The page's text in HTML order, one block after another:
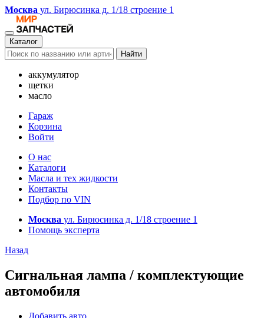
Москва ул. Бирюсинка д. 1/18 строение 1
Каталог
Найти
аккумулятор
щетки
масло
Гараж
Корзина
Войти
О нас
Каталоги
Масла и тех жидкости
Контакты
Подбор по VIN
Москва ул. Бирюсинка д. 1/18 строение 1
Помощь эксперта
Назад
Сигнальная лампа / комплектующие
автомобиля
Добавить авто